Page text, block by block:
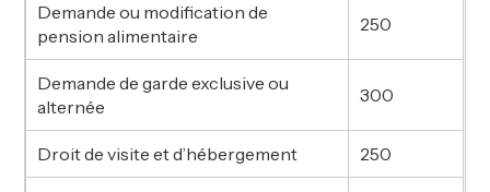
Demande ou modification de
pension alimentaire
250
Demande de garde exclusive ou
alternée
300
Droit de visite et d’hébergement 250